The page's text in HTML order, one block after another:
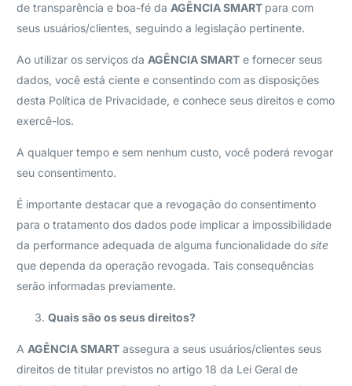
de transparência e boa-fé da AGÊNCIA SMART para com
seus usuários/clientes, seguindo a legislação pertinente.
Ao utilizar os serviços da AGÊNCIA SMART e fornecer seus
dados, você está ciente e consentindo com as disposições
desta Política de Privacidade, e conhece seus direitos e como
exercê-los.
A qualquer tempo e sem nenhum custo, você poderá revogar
seu consentimento.
É importante destacar que a revogação do consentimento
para o tratamento dos dados pode implicar a impossibilidade
da performance adequada de alguma funcionalidade dosite
que dependa da operação revogada. Tais consequências
serão informadas previamente.
Quais são os seus direitos?
A AGÊNCIA SMART assegura a seus usuários/clientes seus
direitos de titular previstos no artigo 18 da Lei Geral de